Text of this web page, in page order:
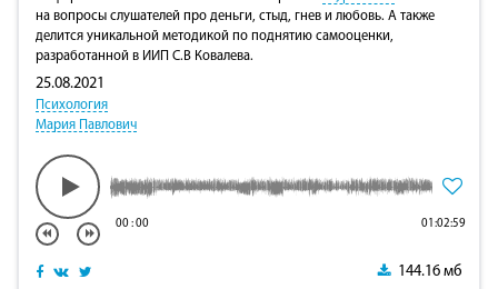
на вопросы слушателей про деньги, стыд, гнев и любовь. А также
делится уникальной методикой по поднятию самооценки,
разработанной в ИИП С.В Ковалева.
25.08.2021
Психология
Мария Павлович
00:00 01:02:59
144.16 мб